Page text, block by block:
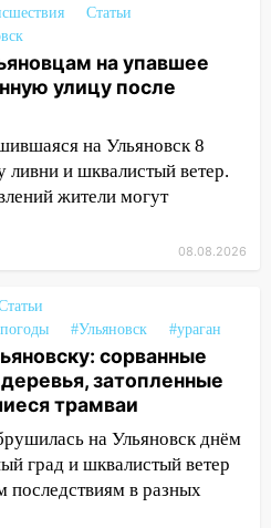
пострадали
и
аварий в
16 сгоревших
водку
будет днем 8
закрытым до
сюрприз: гороскоп
повезет с
неожиданная
области объявили
звучат сирены
Статьи
на упавшее
улицу после
на Ульяновск 8
ливни и шквалистый ветер.
жители могут
08.08.2026
#Ульяновск #ураган
сорванные
затопленные
трамваи
на Ульяновск днём
град и шквалистый ветер
последствиям в разных